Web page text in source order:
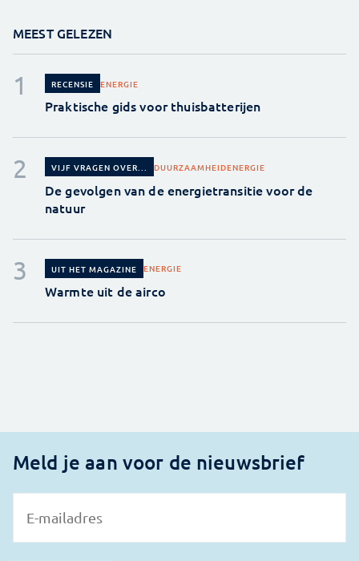
MEEST GELEZEN
RECENSIE ENERGIE
Praktische gids voor thuisbatterijen
VIJF VRAGEN OVER... DUURZAAMHEIDENERGIE
De gevolgen van de energietransitie voor de
natuur
UIT HET MAGAZINE ENERGIE
Warmte uit de airco
Meld je aan voor de nieuwsbrief